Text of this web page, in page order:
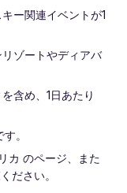
ー関連イベントが1
ゾートやディアバ
含め、1日あたり
。
カ のページ、また
ださい。